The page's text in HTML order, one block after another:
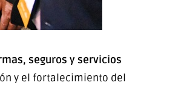
seguros y servicios
y el fortalecimiento del